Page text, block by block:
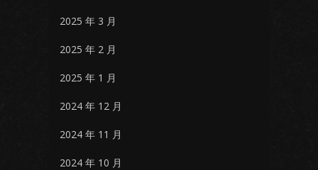
2025 年 3 月
2025 年 2 月
2025 年 1 月
2024 年 12 月
2024 年 11 月
2024 年 10 月